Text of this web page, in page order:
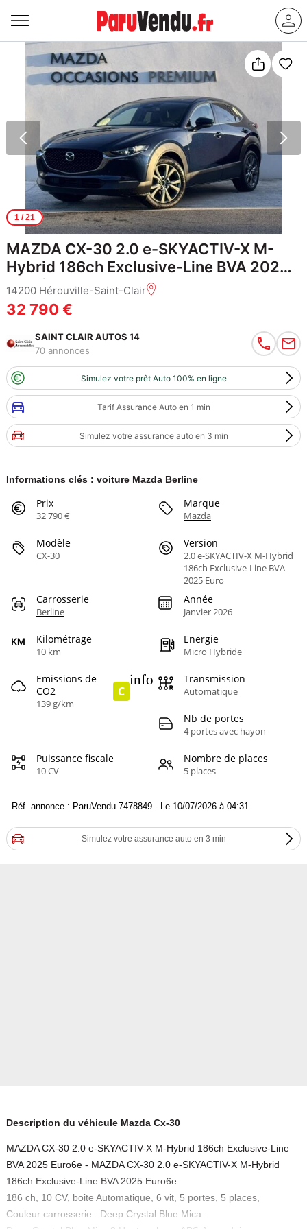
1/ 21
MAZDA CX-30 2.0 e-SKYACTIV-X M-
Hybrid 186ch Exclusive-Line BVA 2025
Euro6e
14200 Hérouville-Saint-Clair
32 790 €
SAINT CLAIR AUTOS 14
70 annonces
Simulez votre prêt Auto 100% en ligne
Tarif Assurance Auto en 1 min
Simulez votre assurance auto en 3 min
Informations clés : voiture Mazda Berline
Prix
32 790 €
Marque
Mazda
Modèle
CX-30
Version
2.0 e-SKYACTIV-X M-Hybrid
186ch Exclusive-Line BVA
2025 Euro
Carrosserie
Berline
Année
Janvier 2026
Kilométrage
10 km
Energie
Micro Hybride
Emissions de
CO2
139 g/km
C
info Transmission
Automatique
Nb de portes
4 portes avec hayon
Puissance fiscale
10 CV
Nombre de places
5 places
Réf. annonce : ParuVendu 7478849 - Le 10/07/2026 à 04:31
Simulez votre assurance auto en 3 min
Description du véhicule Mazda Cx-30
MAZDA CX-30 2.0 e-SKYACTIV-X M-Hybrid 186ch Exclusive-Line
BVA 2025 Euro6e - MAZDA CX-30 2.0 e-SKYACTIV-X M-Hybrid
186ch Exclusive-Line BVA 2025 Euro6e
186 ch, 10 CV, boite Automatique, 6 vit, 5 portes, 5 places,
Couleur carrosserie : Deep Crystal Blue Mica.